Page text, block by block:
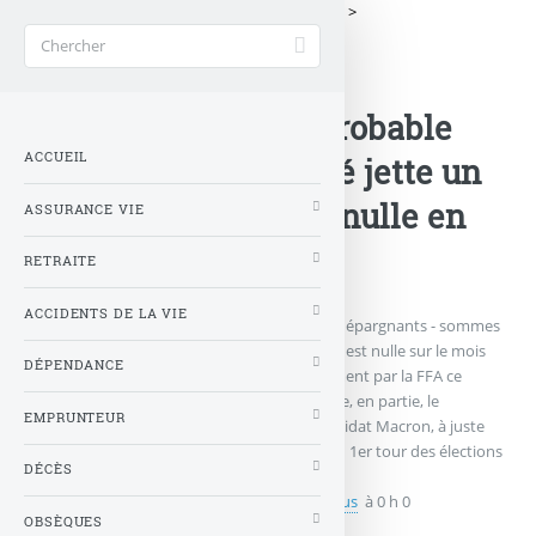
>
Assurance-vie : la probable
hausse de la fiscalité jette un
froid, collecte nette nulle en
mars
La collecte nette (cotisations versées par les épargnants - sommes
versées par les assureurs) de l’assurance-vie est nulle sur le mois
de mars, selon les chiffres publiés officiellement par la FFA ce
mardi. Les épargnants redoutent sans doute, en partie, le
changement de fiscalité promise par le candidat Macron, à juste
titre, puisque ce dernier est arrivé en tête au 1er tour des élections
présidentielles.
Publié lemardi 25 avril 2017parDenis Lapalusà 0 h 0
ACCUEIL
ASSURANCE VIE
RETRAITE
ACCIDENTS DE LA VIE
DÉPENDANCE
EMPRUNTEUR
DÉCÈS
OBSÈQUES